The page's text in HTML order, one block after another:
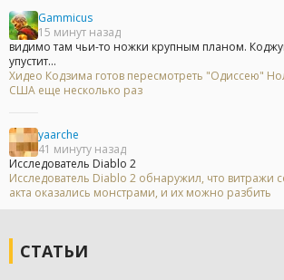
Gammicus
15 минут назад
видимо там чьи-то ножки крупным планом.
упустит...
Хидео Кодзима готов пересмотреть "Одиссею"
США еще несколько раз
yaarche
41 минуту назад
Исследователь Diablo 2
Исследователь Diablo 2 обнаружил, что витражи
акта оказались монстрами, и их можно разбить
СТАТЬИ